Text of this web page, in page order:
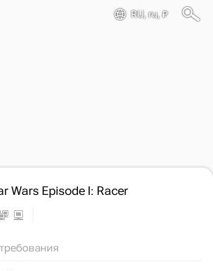
RU, ru, ₽
Wars Episode I: Racer